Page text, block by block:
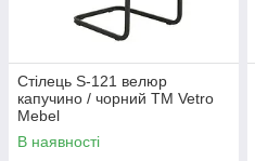
Стілець S-121 велюр
капучино / чорний TM Vetro
Mebel
В наявності